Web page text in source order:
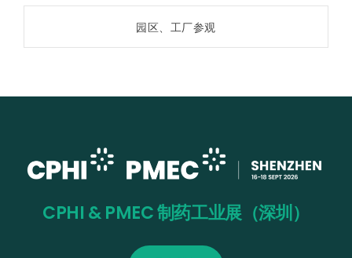
园区、工厂参观
CPHI & PMEC 制药工业展（深圳）